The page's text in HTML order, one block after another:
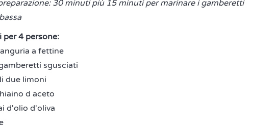
30 minuti più 15 minuti per marinare i gamberetti
per 4 persone:
a fettine
sgusciati
due limoni
d aceto
d'olio d'oliva